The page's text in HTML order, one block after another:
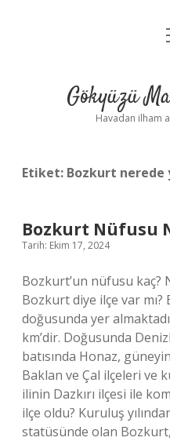
Gökyüzü
Havadan ilham
Etiket: Bozkurt nerede
Bozkurt Nüfusu
Tarih: Ekim 17, 2024
Bozkurt’un nüfusu kaç?
Bozkurt diye ilçe var
doğusunda yer
km’dir. Doğusunda
batısında Honaz,
Baklan ve Çal ilçeleri ve
ilinin Dazkırı ilçesi ile
ilçe oldu? Kuruluş
statüsünde olan Bozkurt,